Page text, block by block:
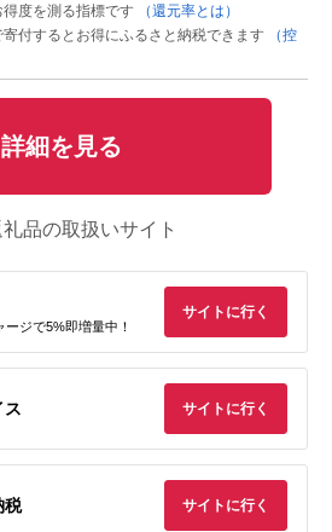
度を測る指標です
（還元率とは）
付するとお得にふるさと納税できます
（控
詳細を見る
品の取扱いサイト
ジで5%即増量中！
サイトに行く
ス サイトに行く
税 サイトに行く